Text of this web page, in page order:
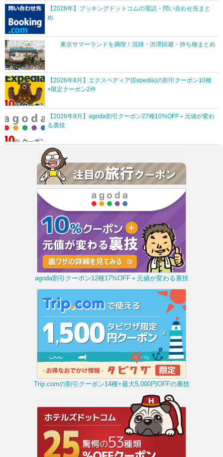
【2026年】ブッキングドットコムの電話・問い合わせ先まと
め
東京サマーランドを満喫！混雑・渋滞回避・持ち物まとめ
【2026年8月】エクスペディア(Expedia)の割引クーポン10種
+限定クーポン2件
【2026年8月】agoda割引クーポン27種10%OFF＋元値が変わ
る裏技
agoda割引クーポン12種17%OFF＋元値が変わる裏技
Trip.comの割引クーポン14種+最大5,000円OFFの裏技